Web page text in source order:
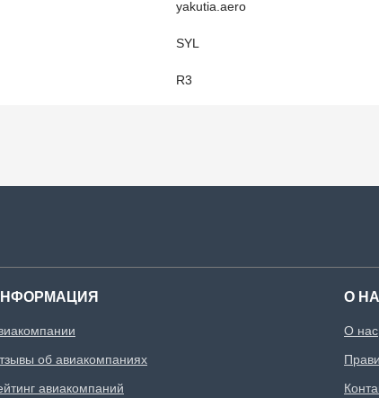
yakutia.aero
SYL
R3
об авиакомпаниях
авиакомпаний
О
О нас